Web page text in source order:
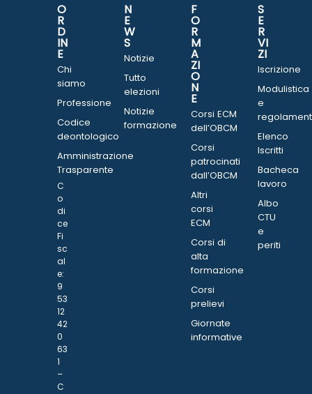
O
R
D
IN
E
Chi
siamo
Professione
Codice
deontologico
Amministrazione
Trasparente
C
o
di
ce
Fi
sc
al
e:
9
53
12
42
0
63
1
–
C
N
E
W
S
Notizie
Tutto
elezioni
Notizie
formazione
F
O
R
M
A
ZI
O
N
E
Corsi ECM
dell’OBCM
Corsi
patrocinati
dall’OBCM
Altri
corsi
ECM
Corsi di
alta
formazione
Corsi
prelievi
Giornate
informative
S
E
R
VI
ZI
Iscrizione
Modulistica
e
Elenco
Iscritti
Bacheca
lavoro
Albo
CTU
e
periti